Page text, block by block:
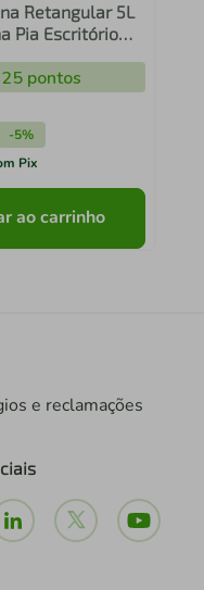
Retangular 5L
Pia Escritório
pontos
-5%
Pix
ao carrinho
e reclamações